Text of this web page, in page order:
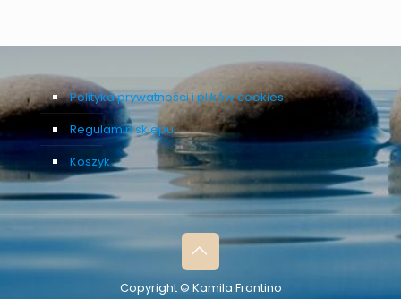
Polityka prywatności i plików cookies
Regulamin sklepu
Koszyk
Copyright © Kamila Frontino